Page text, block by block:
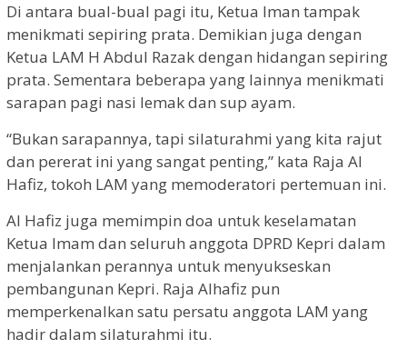
Di antara bual-bual pagi itu, Ketua Iman tampak
menikmati sepiring prata. Demikian juga dengan
Ketua LAM H Abdul Razak dengan hidangan sepiring
prata. Sementara beberapa yang lainnya menikmati
sarapan pagi nasi lemak dan sup ayam.
“Bukan sarapannya, tapi silaturahmi yang kita rajut
dan pererat ini yang sangat penting,” kata Raja Al
Hafiz, tokoh LAM yang memoderatori pertemuan ini.
Al Hafiz juga memimpin doa untuk keselamatan
Ketua Imam dan seluruh anggota DPRD Kepri dalam
menjalankan perannya untuk menyukseskan
pembangunan Kepri. Raja Alhafiz pun
memperkenalkan satu persatu anggota LAM yang
hadir dalam silaturahmi itu.